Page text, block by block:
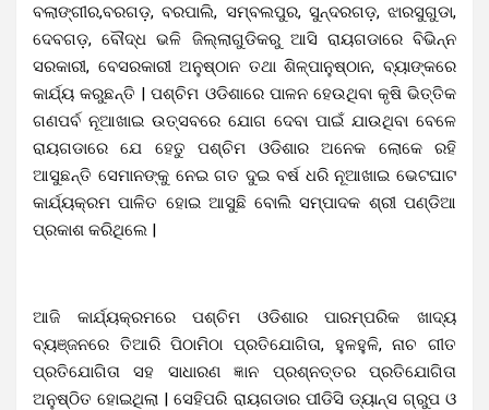
ବଲାଙ୍ଗୀର,ବରଗଡ଼, ବରପାଲି, ସମ୍ବଲପୁର, ସୁନ୍ଦରଗଡ଼, ଝାରସୁଗୁଡା,
ଦେବଗଡ଼, ବୌଦ୍ଧ ଭଳି ଜିଲ୍ଲାଗୁଡିକରୁ ଆସି ରାୟଗଡାରେ ବିଭିନ୍ନ
ସରକାରୀ, ବେସରକାରୀ ଅନୁଷ୍ଠାନ ତଥା ଶିଳ୍ପାନୁଷ୍ଠାନ, ବ୍ୟାଙ୍କରେ
କାର୍ଯ୍ୟ କରୁଛନ୍ତି | ପଶ୍ଚିମ ଓଡିଶାରେ ପାଳନ ହେଉଥିବା କୃଷି ଭିତ୍ତିକ
ଗଣପର୍ବ ନୂଆଖାଇ ଉତ୍ସବରେ ଯୋଗ ଦେବା ପାଇଁ ଯାଉଥିବା ବେଳେ
ରାୟଗଡାରେ ଯେ ହେତୁ ପଶ୍ଚିମ ଓଡିଶାର ଅନେକ ଲୋକେ ରହି
ଆସୁଛନ୍ତି ସେମାନଙ୍କୁ ନେଇ ଗତ ଦୁଇ ବର୍ଷ ଧରି ନୂଆଖାଇ ଭେଟଘାଟ
କାର୍ଯ୍ୟକ୍ରମ ପାଳିତ ହୋଇ ଆସୁଛି ବୋଲି ସମ୍ପାଦକ ଶ୍ରୀ ପଣ୍ଡିଆ
ପ୍ରକାଶ କରିଥିଲେ |
ଆଜି କାର୍ଯ୍ୟକ୍ରମରେ ପଶ୍ଚିମ ଓଡିଶାର ପାରମ୍ପରିକ ଖାଦ୍ୟ
ବ୍ୟଞ୍ଜନରେ ତିଆରି ପିଠାମିଠା ପ୍ରତିଯୋଗିତା, ହୁଳହୁଳି, ନାଚ ଗୀତ
ପ୍ରତିଯୋଗିତା ସହ ସାଧାରଣ ଜ୍ଞାନ ପ୍ରଶ୍ନତ୍ତର ପ୍ରତିଯୋଗିତା
ଅନୁଷ୍ଠିତ ହୋଇଥିଲା | ସେହିପରି ରାୟଗଡାର ପୀଡିସି ଡ୍ୟାନ୍ସ ଗ୍ରୁପ ଓ